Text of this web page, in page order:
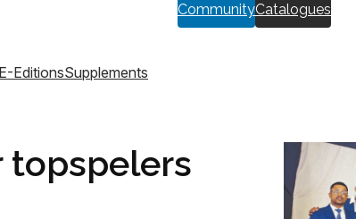
CommunityCatalogues
E-EditionsSupplements
topspelers